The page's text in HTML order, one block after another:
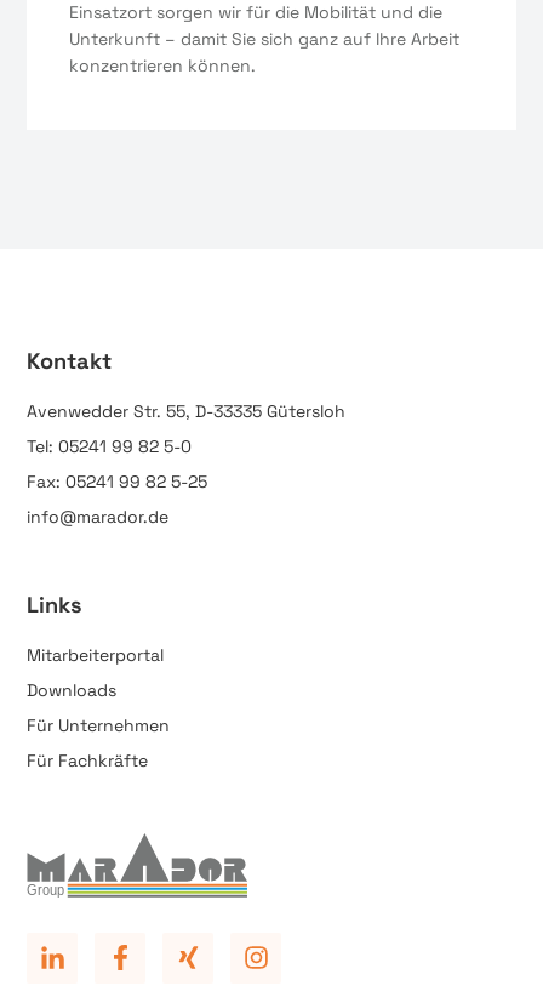
Einsatzort sorgen wir für die Mobilität und die
Unterkunft – damit Sie sich ganz auf Ihre Arbeit
konzentrieren können.
Kontakt
Avenwedder Str. 55, D-33335 Gütersloh
Tel: 05241 99 82 5-0
Fax: 05241 99 82 5-25
info@marador.de
Links
Mitarbeiterportal
Downloads
Für Unternehmen
Für Fachkräfte